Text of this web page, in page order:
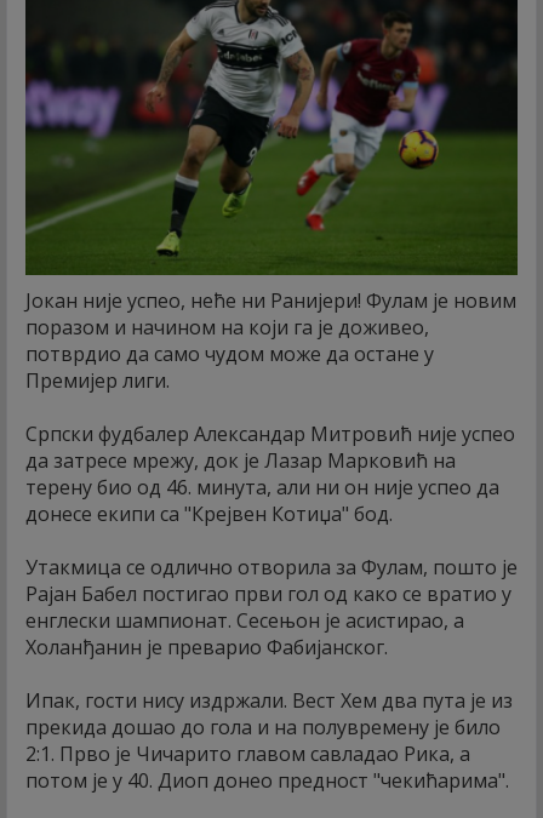
Јокан није успео, неће ни Ранијери! Фулам је новим
поразом и начином на који га је доживео,
потврдио да само чудом може да остане у
Премијер лиги.
Српски фудбалер Александар Митровић није успео
да затресе мрежу, док је Лазар Марковић на
терену био од 46. минута, али ни он није успео да
донесе екипи са "Крејвен Котиџа" бод.
Утакмица се одлично отворила за Фулам, пошто је
Рајан Бабел постигао први гол од како се вратио у
енглески шампионат. Сесењон је асистирао, а
Холанђанин је преварио Фабијанског.
Ипак, гости нису издржали. Вест Хем два пута је из
прекида дошао до гола и на полувремену је било
2:1. Прво је Чичарито главом савладао Рика, а
потом је у 40. Диоп донео предност "чекићарима".